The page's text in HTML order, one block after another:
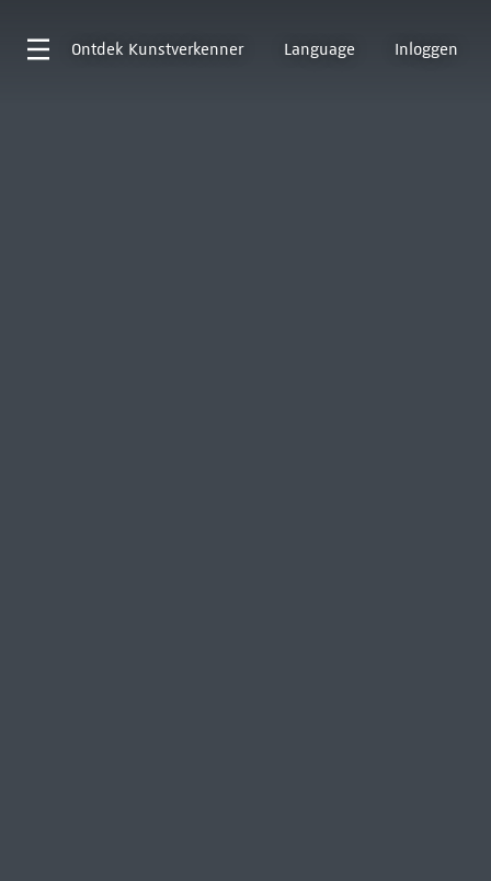
Ontdek Kunstverkenner Language Inloggen